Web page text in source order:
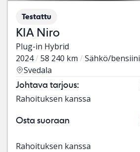
Testattu
KIA Niro
Plug-in Hybrid
2024
58 240 km
Sähkö/bensiini
Svedala
Johtava tarjous:
Rahoituksen kanssa
Osta suoraan
Rahoituksen kanssa